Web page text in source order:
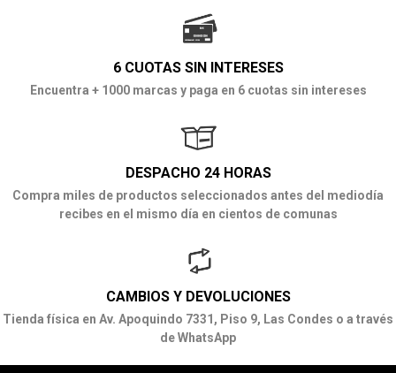
6 CUOTAS SIN INTERESES
Encuentra + 1000 marcas y paga en 6 cuotas sin intereses
DESPACHO 24 HORAS
Compra miles de productos seleccionados antes del mediodía
recibes en el mismo día en cientos de comunas
CAMBIOS Y DEVOLUCIONES
Tienda física en Av. Apoquindo 7331, Piso 9, Las Condes o a través
de WhatsApp